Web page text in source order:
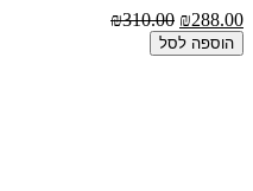
₪288.00
₪310.00
הוספה לסל